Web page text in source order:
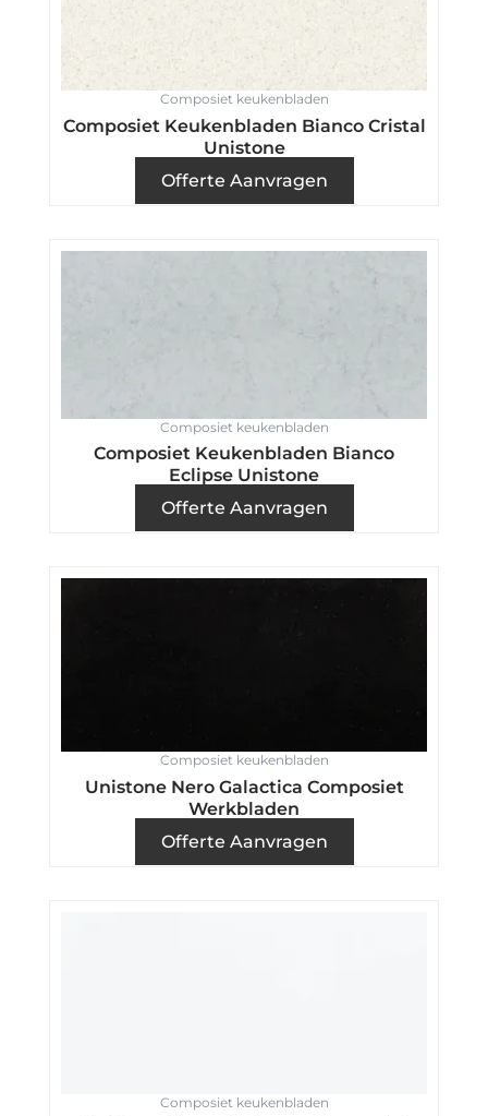
Composiet keukenbladen
Composiet Keukenbladen Bianco Cristal
Unistone
Offerte Aanvragen
Composiet keukenbladen
Composiet Keukenbladen Bianco
Eclipse Unistone
Offerte Aanvragen
Composiet keukenbladen
Unistone Nero Galactica Composiet
Werkbladen
Offerte Aanvragen
Composiet keukenbladen